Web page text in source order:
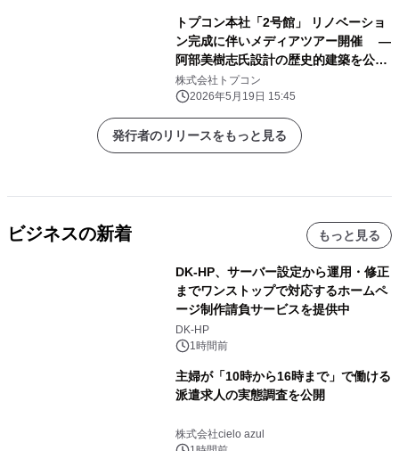
トプコン本社「2号館」 リノベーショ
ン完成に伴いメディアツアー開催 ―
阿部美樹志氏設計の歴史的建築を公開
―
株式会社トプコン
2026年5月19日 15:45
発行者のリリースをもっと見る
ビジネスの新着 もっと見る
DK-HP、サーバー設定から運用・修正
までワンストップで対応するホームペ
ージ制作請負サービスを提供中
DK-HP
1時間前
主婦が「10時から16時まで」で働ける
派遣求人の実態調査を公開
株式会社cielo azul